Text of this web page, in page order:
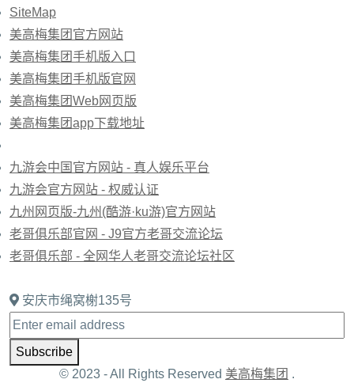
SiteMap
美高梅集团官方网站
美高梅集团手机版入口
美高梅集团手机版官网
美高梅集团Web网页版
美高梅集团app下载地址
九游会中国官方网站 - 真人娱乐平台
九游会官方网站 - 权威认证
九州网页版-九州(酷游·ku游)官方网站
老哥俱乐部官网 - J9官方老哥交流论坛
老哥俱乐部 - 全网华人老哥交流论坛社区
安庆市绳窝榭135号
Subscribe
© 2023 - All Rights Reserved 美高梅集团 .